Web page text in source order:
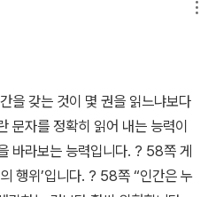
이 군데군데 빛나던 조명의 불빛
는 한 권의 책을 읽으면서 밤을
에 새겨진 후 처음 접하게 된 책
우연이었을까? 이 책은 ‘책을 왜
야할 삶의 방향에 대한 답을 속 시
들일 준비가 되어있는 마음으로
빠른 속도로 읽어 내린 글자들은
은 설렘으로 테두리 지워진 꿈으
못한 것에 대한 미안함, 외로운
히 들어주지 못한것에 대한 안타까
기에 귀기울이지 못했다는 부끄
안의 어린 소녀를 진정으로 사랑
록새록 생겨남을 느낀다. 책을 읽
끄러움인지, 조바심인지 조차 구
유로워진 것이 아니냐고 항변하고
읽은 책은 부족하고, 읽지 못한 책
을 갖는 것이 몇 권을 읽느냐보다
문자를 정확히 읽어 내는 능력이
바라보는 능력입니다. ? 58쪽 게
행위’입니다. ? 58쪽 “인간은 누